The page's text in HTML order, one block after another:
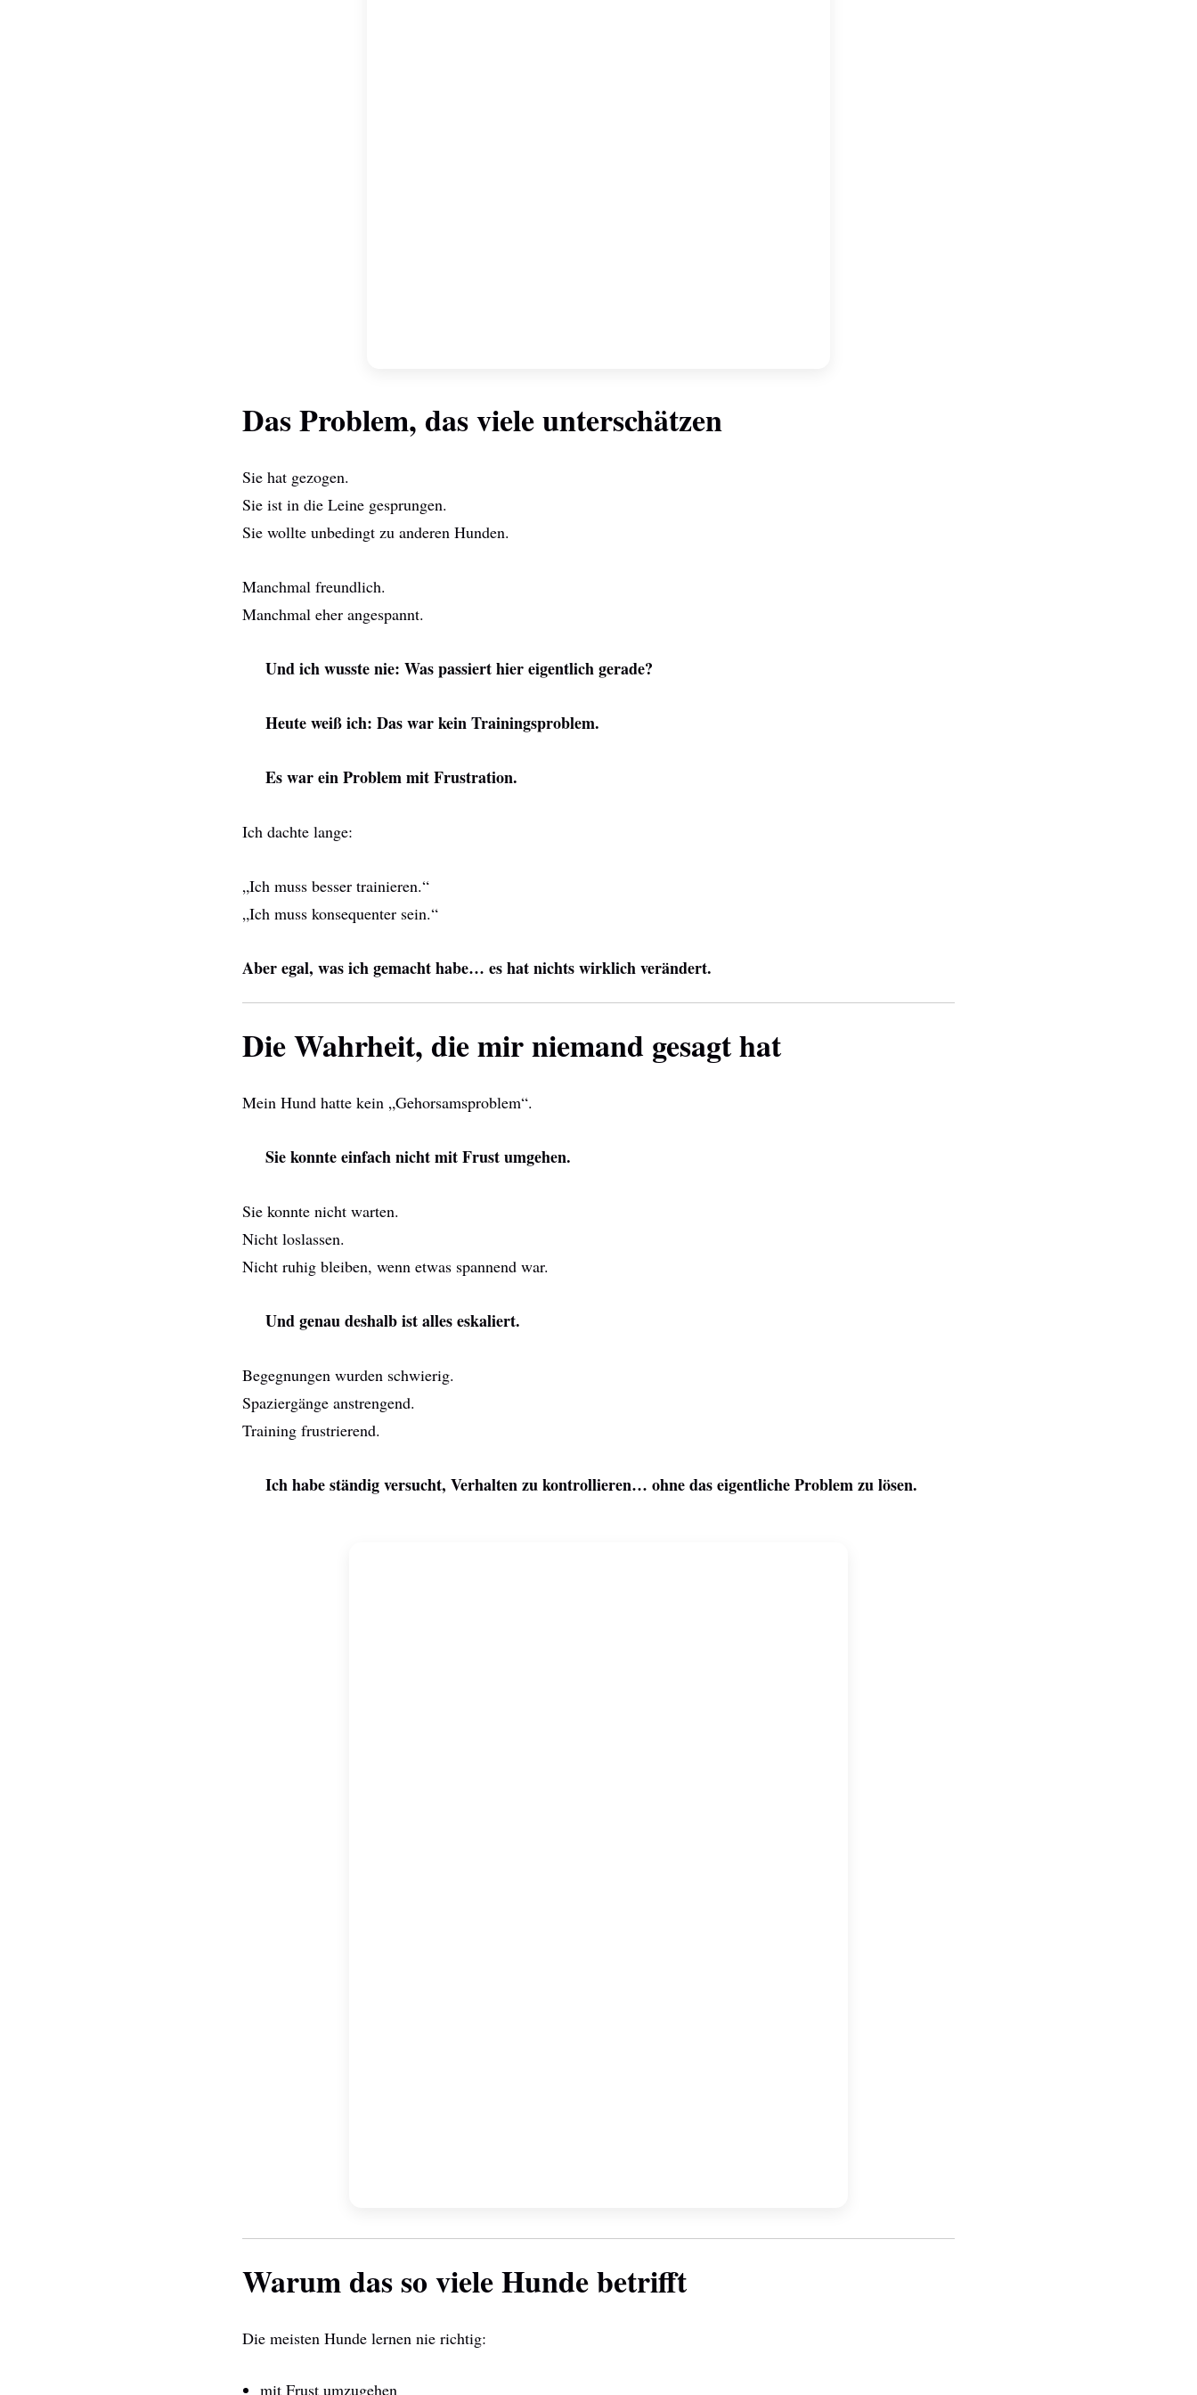
Das Problem, das viele unterschätzen
Sie hat gezogen.
Sie ist in die Leine gesprungen.
Sie wollte unbedingt zu anderen Hunden.
Manchmal freundlich.
Manchmal eher angespannt.
Und ich wusste nie: Was passiert hier eigentlich gerade?
Heute weiß ich: Das war kein Trainingsproblem.
Es war ein Problem mit Frustration.
Ich dachte lange:
„Ich muss besser trainieren.“
„Ich muss konsequenter sein.“
Aber egal, was ich gemacht habe… es hat nichts wirklich verändert.
Die Wahrheit, die mir niemand gesagt hat
Mein Hund hatte kein „Gehorsamsproblem“.
Sie konnte einfach nicht mit Frust umgehen.
Sie konnte nicht warten.
Nicht loslassen.
Nicht ruhig bleiben, wenn etwas spannend war.
Und genau deshalb ist alles eskaliert.
Begegnungen wurden schwierig.
Spaziergänge anstrengend.
Training frustrierend.
Ich habe ständig versucht, Verhalten zu kontrollieren… ohne das eigentliche Problem zu lösen.
Warum das so viele Hunde betrifft
Die meisten Hunde lernen nie richtig:
mit Frust umzugehen